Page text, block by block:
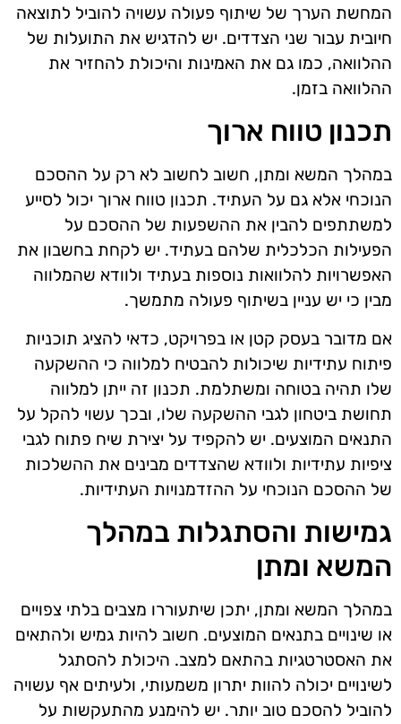
המחשת הערך של שיתוף פעולה עשויה להוביל לתוצאה
חיובית עבור שני הצדדים. יש להדגיש את התועלות של
ההלוואה, כמו גם את האמינות והיכולת להחזיר את
ההלוואה בזמן.
תכנון טווח ארוך
במהלך המשא ומתן, חשוב לחשוב לא רק על ההסכם
הנוכחי אלא גם על העתיד. תכנון טווח ארוך יכול לסייע
למשתתפים להבין את ההשפעות של ההסכם על
הפעילות הכלכלית שלהם בעתיד. יש לקחת בחשבון את
האפשרויות להלוואות נוספות בעתיד ולוודא שהמלווה
מבין כי יש עניין בשיתוף פעולה מתמשך.
אם מדובר בעסק קטן או בפרויקט, כדאי להציג תוכניות
פיתוח עתידיות שיכולות להבטיח למלווה כי ההשקעה
שלו תהיה בטוחה ומשתלמת. תכנון זה ייתן למלווה
תחושת ביטחון לגבי ההשקעה שלו, ובכך עשוי להקל על
התנאים המוצעים. יש להקפיד על יצירת שיח פתוח לגבי
ציפיות עתידיות ולוודא שהצדדים מבינים את ההשלכות
של ההסכם הנוכחי על ההזדמנויות העתידיות.
גמישות והסתגלות במהלך
המשא ומתן
במהלך המשא ומתן, יתכן שיתעוררו מצבים בלתי צפויים
או שינויים בתנאים המוצעים. חשוב להיות גמיש ולהתאים
את האסטרטגיות בהתאם למצב. היכולת להסתגל
לשינויים יכולה להוות יתרון משמעותי, ולעיתים אף עשויה
להוביל להסכם טוב יותר. יש להימנע מהתעקשות על